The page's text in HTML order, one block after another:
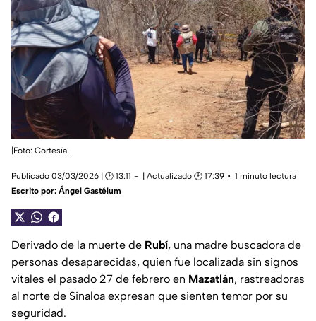
|Foto: Cortesía.
Publicado 03/03/2026 | 🕑 13:11 | Actualizado 🕑 17:39
1 minuto lectura
Escrito por: Ángel Gastélum
Derivado de la muerte de Rubí, una madre buscadora de
personas desaparecidas, quien fue localizada sin signos
vitales el pasado 27 de febrero en Mazatlán, rastreadoras
al norte de Sinaloa expresan que sienten temor por su
seguridad.